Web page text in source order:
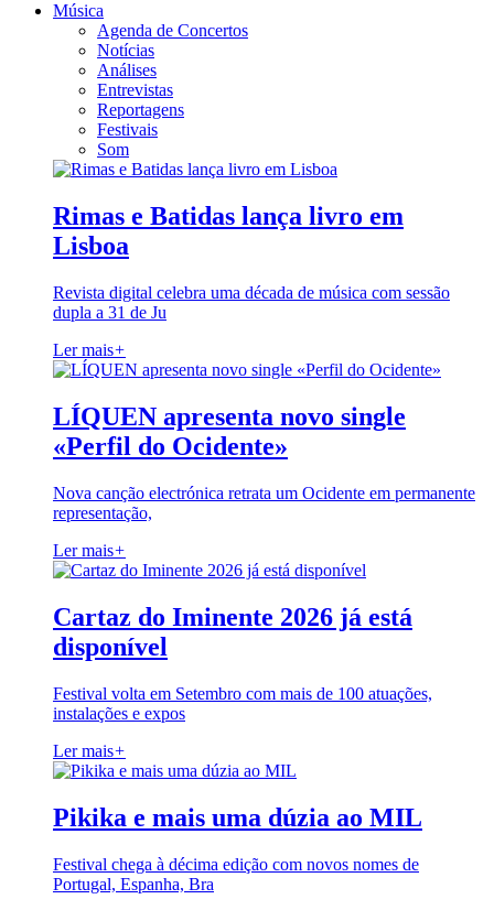
Música
Agenda de Concertos
Notícias
Análises
Entrevistas
Reportagens
Festivais
Som
Rimas e Batidas lança livro em
Lisboa
Revista digital celebra uma década de música com sessão
dupla a 31 de Ju
Ler mais+
LÍQUEN apresenta novo single
«Perfil do Ocidente»
Nova canção electrónica retrata um Ocidente em permanente
representação,
Ler mais+
Cartaz do Iminente 2026 já está
disponível
Festival volta em Setembro com mais de 100 atuações,
instalações e expos
Ler mais+
Pikika e mais uma dúzia ao MIL
Festival chega à décima edição com novos nomes de
Portugal, Espanha, Bra